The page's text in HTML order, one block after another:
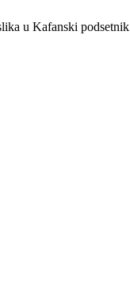
u Kafanski podsetnik